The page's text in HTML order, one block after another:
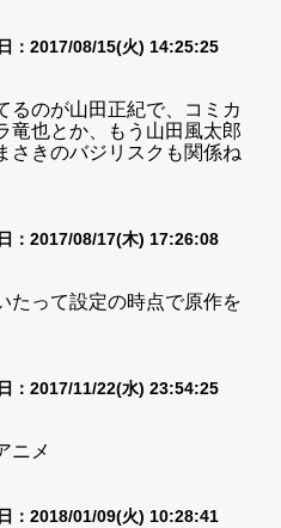
：2017/08/15(火) 14:25:25
るのが山田正紀で、コミカ
竜也とか、もう山田風太郎
さきのバジリスクも関係ね
：2017/08/17(木) 17:26:08
たって設定の時点で原作を
：2017/11/22(水) 23:54:25
ニメ
：2018/01/09(火) 10:28:41